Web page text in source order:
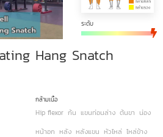
ระดับ
Hang Snatch
กล้ามเนื้อ
Hip flexor ก้น แขนท่อนล่าง ต้นขา น่อง
หน้าอก หลัง หลังแขน หัวไหล่ ไหล่ข้าง